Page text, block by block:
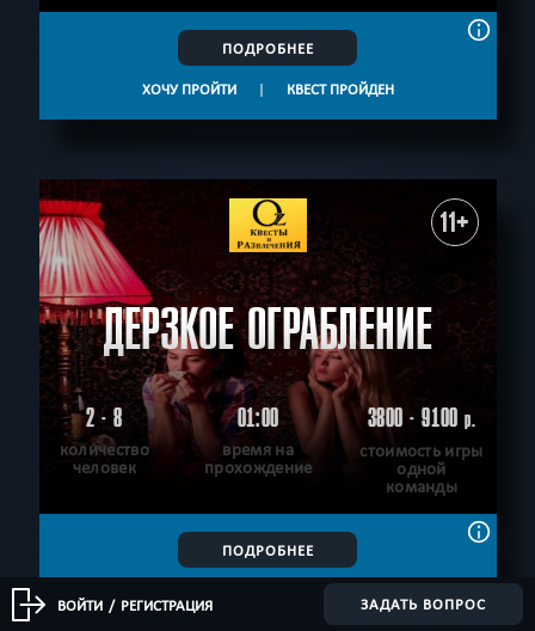
ПОДРОБНЕЕ
ХОЧУ ПРОЙТИ | КВЕСТ ПРОЙДЕН
11+
ДЕРЗКОЕ ОГРАБЛЕНИЕ
2 - 8
количество
человек
01:00
время на
прохождение
3800 - 9100р.
стоимость игры
одной
команды
ПОДРОБНЕЕ
КВЕСТ ПРОЙДЕН
ВОЙТИ / РЕГИСТРАЦИЯ ЗАДАТЬ ВОПРОС